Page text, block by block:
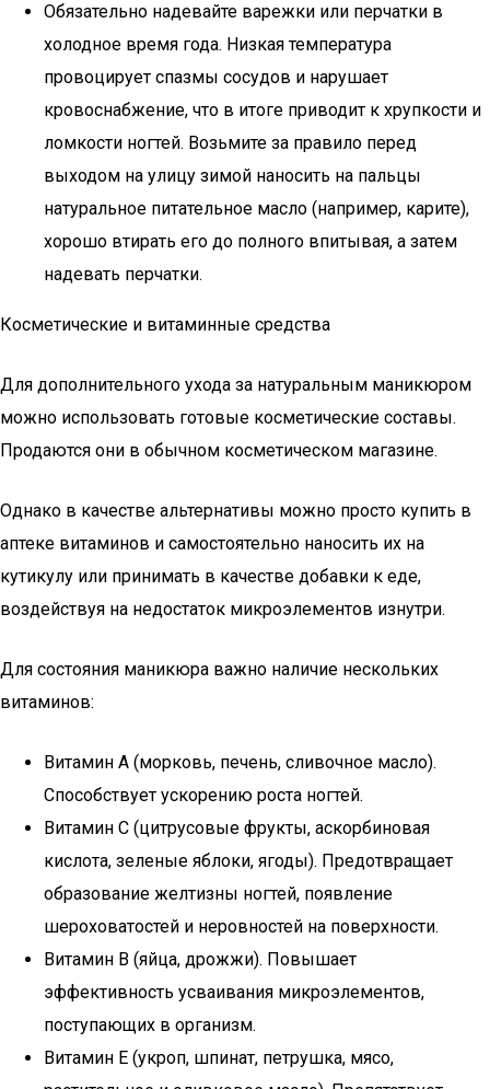
Обязательно надевайте варежки или перчатки в
холодное время года. Низкая температура
провоцирует спазмы сосудов и нарушает
кровоснабжение, что в итоге приводит к хрупкости и
ломкости ногтей. Возьмите за правило перед
выходом на улицу зимой наносить на пальцы
натуральное питательное масло (например, карите),
хорошо втирать его до полного впитывая, а затем
надевать перчатки.
Косметические и витаминные средства
Для дополнительного ухода за натуральным маникюром
можно использовать готовые косметические составы.
Продаются они в обычном косметическом магазине.
Однако в качестве альтернативы можно просто купить в
аптеке витаминов и самостоятельно наносить их на
кутикулу или принимать в качестве добавки к еде,
воздействуя на недостаток микроэлементов изнутри.
Для состояния маникюра важно наличие нескольких
витаминов:
Витамин А (морковь, печень, сливочное масло).
Способствует ускорению роста ногтей.
Витамин С (цитрусовые фрукты, аскорбиновая
кислота, зеленые яблоки, ягоды). Предотвращает
образование желтизны ногтей, появление
шероховатостей и неровностей на поверхности.
Витамин В (яйца, дрожжи). Повышает
эффективность усваивания микроэлементов,
поступающих в организм.
Витамин Е (укроп, шпинат, петрушка, мясо,